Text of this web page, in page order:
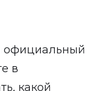
официальный
в
какой